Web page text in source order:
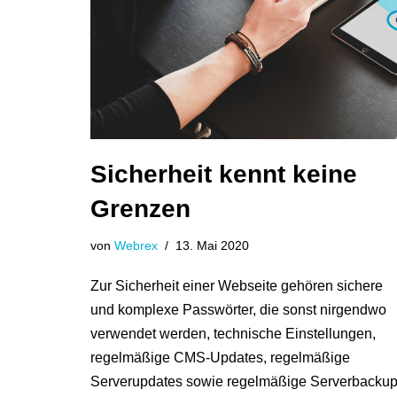
Sicherheit kennt keine
Grenzen
von Webrex 13. Mai 2020
Zur Sicherheit einer Webseite gehören sichere
und komplexe Passwörter, die sonst nirgendwo
verwendet werden, technische Einstellungen,
regelmäßige CMS-Updates, regelmäßige
Serverupdates sowie regelmäßige